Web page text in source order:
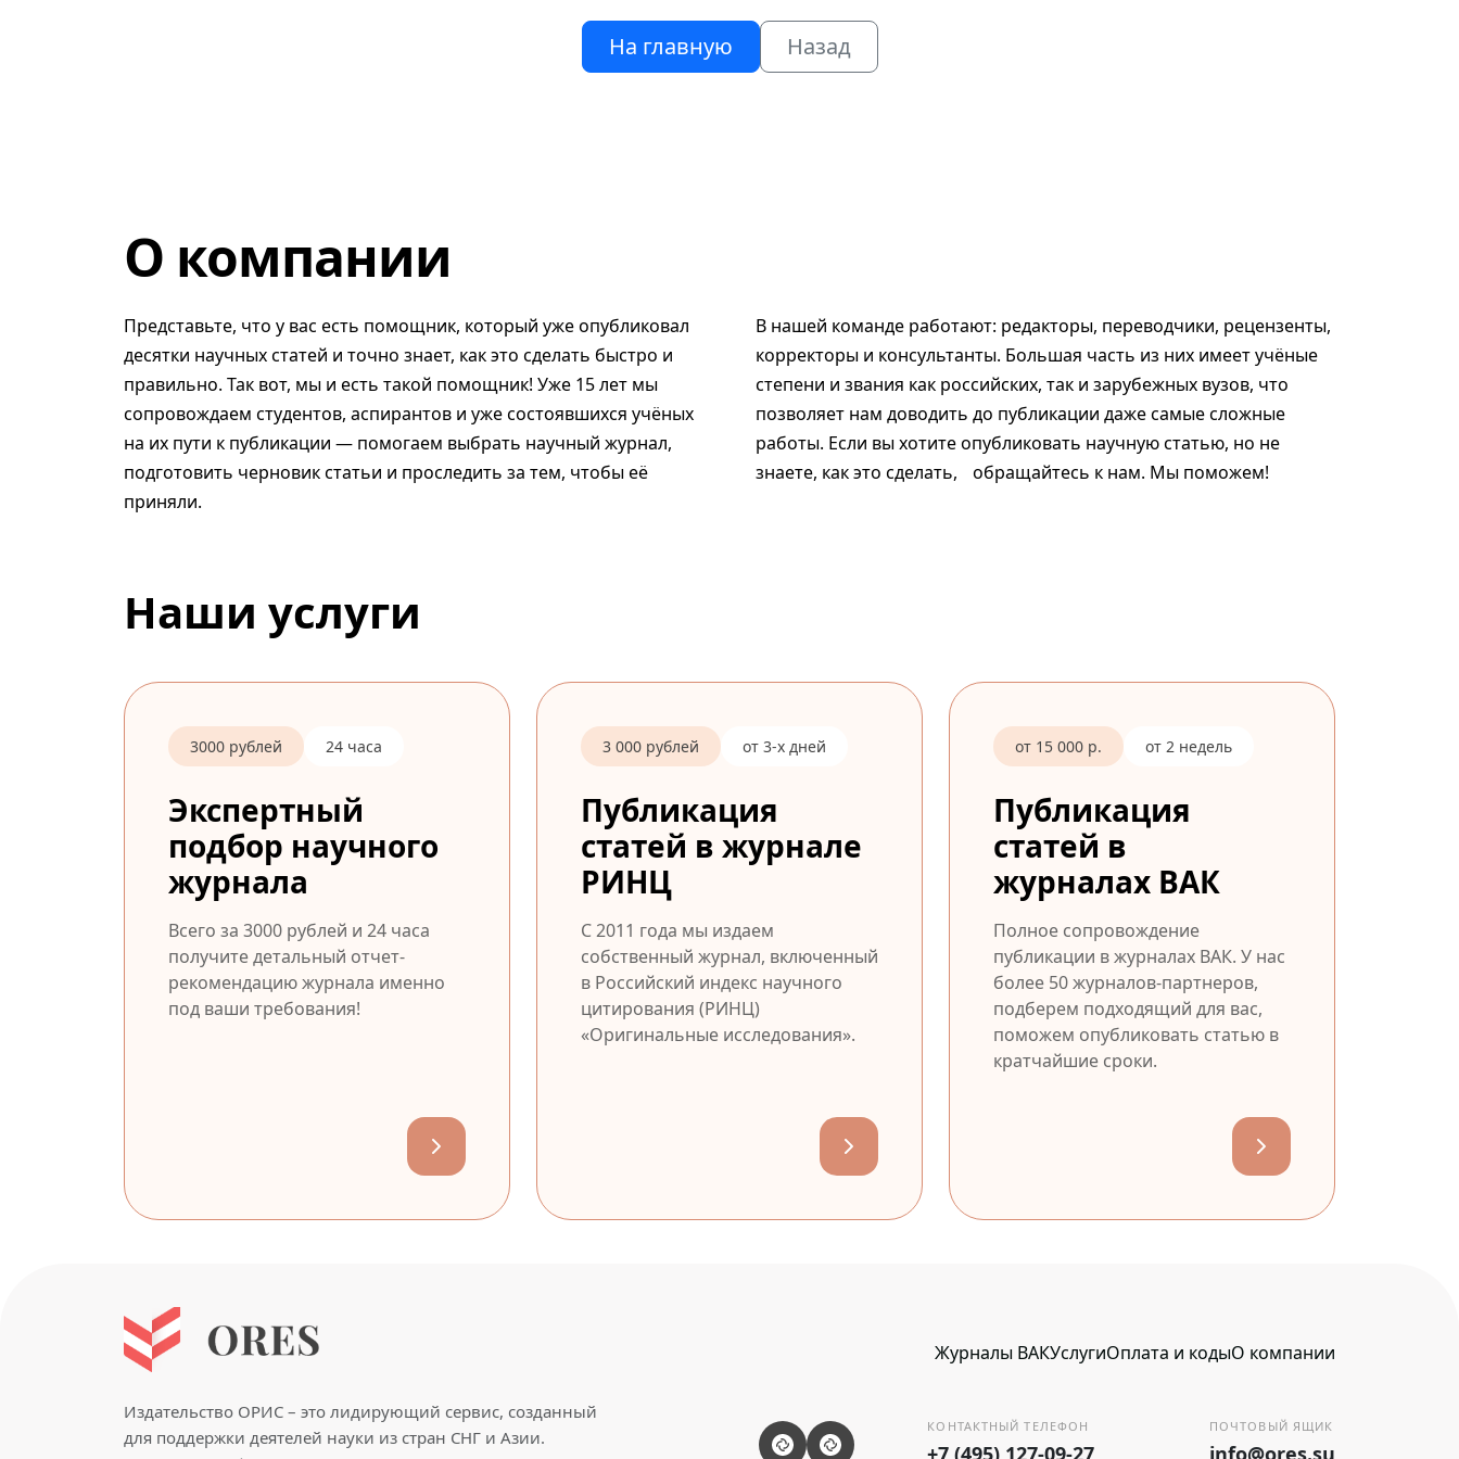
На главную Назад
О компании
Представьте, что у вас есть помощник, который уже опубликовал
десятки научных статей и точно знает, как это сделать быстро и
правильно. Так вот, мы и есть такой помощник! Уже 15 лет мы
сопровождаем студентов, аспирантов и уже состоявшихся учёных
на их пути к публикации — помогаем выбрать научный журнал,
подготовить черновик статьи и проследить за тем, чтобы её
приняли.
В нашей команде работают: редакторы, переводчики, рецензенты,
корректоры и консультанты. Большая часть из них имеет учёные
степени и звания как российских, так и зарубежных вузов, что
позволяет нам доводить до публикации даже самые сложные
работы. Если вы хотите опубликовать научную статью, но не
знаете, как это сделать, обращайтесь к нам. Мы поможем!
Наши услуги
3000 рублей 24 часа
Экспертный
подбор научного
журнала
Всего за 3000 рублей и 24 часа
получите детальный отчет-
рекомендацию журнала именно
под ваши требования!
3 000 рублей от 3-х дней
Публикация
статей в журнале
РИНЦ
С 2011 года мы издаем
собственный журнал, включенный
в Российский индекс научного
цитирования (РИНЦ)
«Оригинальные исследования».
от 15 000 р. от 2 недель
Публикация
статей в
журналах ВАК
Полное сопровождение
публикации в журналах ВАК. У нас
более 50 журналов-партнеров,
подберем подходящий для вас,
поможем опубликовать статью в
кратчайшие сроки.
Издательство ОРИС – это лидирующий сервис, созданный
для поддержки деятелей науки из стран СНГ и Азии.
Журналы ВАКУслугиОплата и кодыО компании
КОНТАКТНЫЙ ТЕЛЕФОН
+7 (495) 127-09-27
ПОЧТОВЫЙ ЯЩИК
info@ores.su